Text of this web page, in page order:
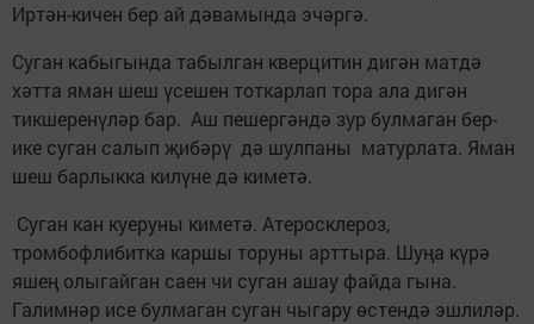
Иртән-кичен бер ай дәвамында эчәргә.
Суган кабыгында табылган кверцитин дигән матдә
хәтта яман шеш үсешен тоткарлап тора ала дигән
тикшеренүләр бар. Аш пешергәндә зур булмаган бер-
ике суган салып җибәрү дә шулпаны матурлата. Яман
шеш барлыкка килүне дә киметә.
Суган кан куеруны киметә. Атеросклероз,
тромбофлибитка каршы торуны арттыра. Шуңа күрә
яшең олыгайган саен чи суган ашау файда гына.
Галимнәр исе булмаган суган чыгару өстендә эшлиләр.